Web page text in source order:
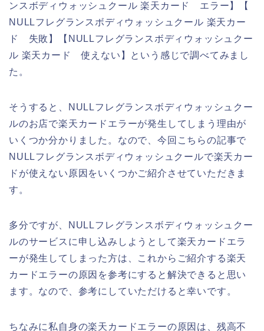
ンスボディウォッシュクール 楽天カード エラー】【
NULLフレグランスボディウォッシュクール 楽天カー
ド 失敗】【NULLフレグランスボディウォッシュクー
ル 楽天カード 使えない】という感じで調べてみまし
た。
そうすると、NULLフレグランスボディウォッシュクー
ルのお店で楽天カードエラーが発生してしまう理由が
いくつか分かりました。なので、今回こちらの記事で
NULLフレグランスボディウォッシュクールで楽天カー
ドが使えない原因をいくつかご紹介させていただきま
す。
多分ですが、NULLフレグランスボディウォッシュクー
ルのサービスに申し込みしようとして楽天カードエラ
ーが発生してしまった方は、これからご紹介する楽天
カードエラーの原因を参考にすると解決できると思い
ます。なので、参考にしていただけると幸いです。
ちなみに私自身の楽天カードエラーの原因は、残高不